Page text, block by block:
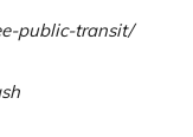
public-transit/